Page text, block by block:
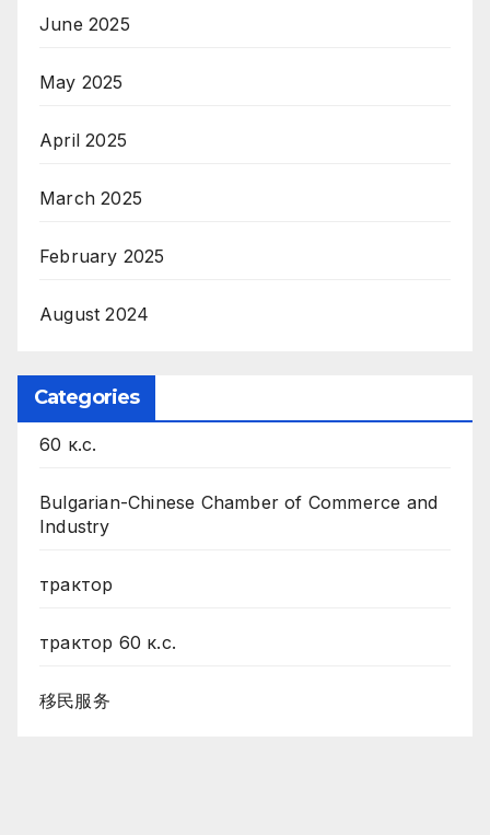
June 2025
May 2025
April 2025
March 2025
February 2025
August 2024
Categories
60 к.с.
Bulgarian-Chinese Chamber of Commerce and
Industry
трактор
трактор 60 к.с.
移民服务